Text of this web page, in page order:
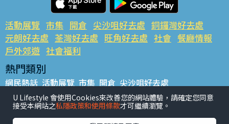
活動展覽 市集 開倉 尖沙咀好去處 銅鑼灣好去處
元朗好去處 荃灣好去處 旺角好去處 社會 餐廳情報
戶外郊遊 社會福利
熱門類別
網民熱話 活動展覽 市集 開倉 尖沙咀好去處
銅鑼灣好去處 元朗好去處 荃灣好去處 旺角好去處 社會
餐廳情報 戶外郊遊
U Lifestyle 會使用Cookies來改善您的網站體驗，請確定您同意
接受本網站之私隱政策和使用條款才可繼續瀏覽。